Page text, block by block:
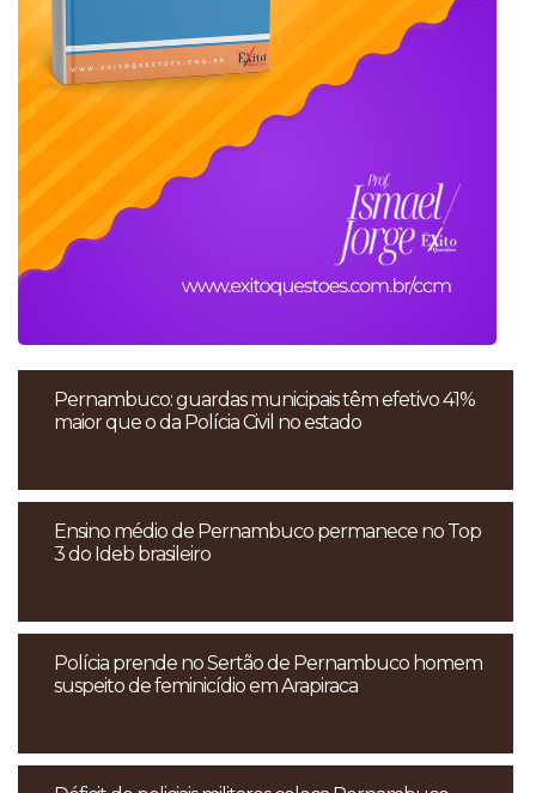
Pernambuco: guardas municipais têm efetivo 41%
maior que o da Polícia Civil no estado
Ensino médio de Pernambuco permanece no Top
3 do Ideb brasileiro
Polícia prende no Sertão de Pernambuco homem
suspeito de feminicídio em Arapiraca